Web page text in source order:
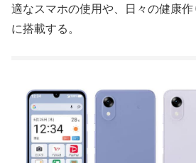
適なスマホの使用や、日々の健康
に搭載する。